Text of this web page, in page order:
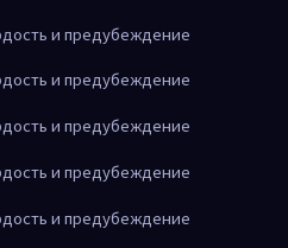
и предубеждение
и предубеждение
и предубеждение
и предубеждение
и предубеждение